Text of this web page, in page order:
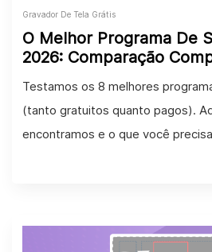
Gravador De Tela Grátis
O Melhor Programa De
2026: Comparação
Testamos os 8 melhores
(tanto gratuitos quanto pagos).
encontramos e o que você